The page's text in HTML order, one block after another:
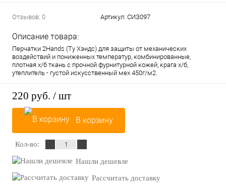
Отзывов: 0 Артикул: СИЗ097
Описание товара:
Перчатки 2Hands (Ту Хэндс) для защиты от механических
воздействий и пониженных температур, комбинированные,
плотная х/б ткань с прочной фурнитурной кожей, крага х/б,
утеплитель - густой искусственный мех 450г/м2.
220 руб. / шт
В корзину
Кол-во:
Нашли дешевле
Рассчитать доставку